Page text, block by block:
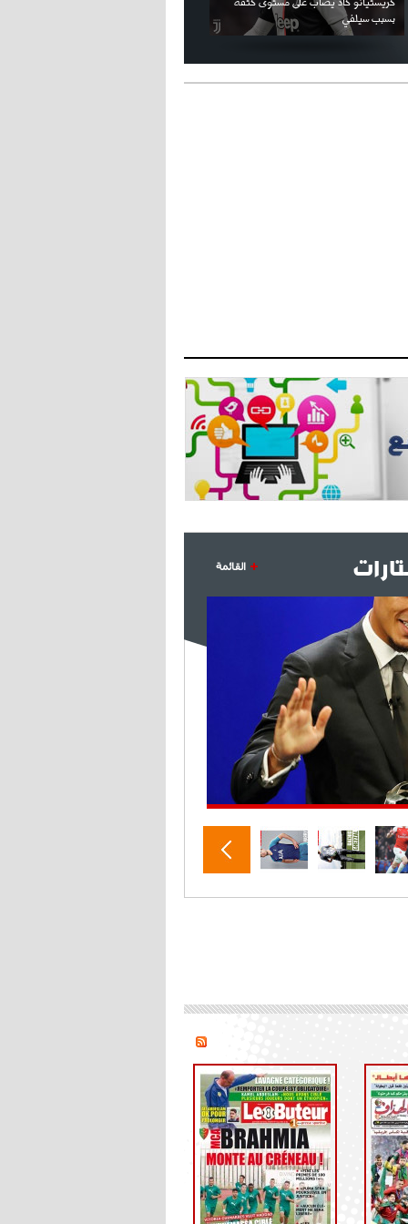
14:42
أوهارا: "محرز، فودن ودي بروين..
العالم FIFA قطر 2022
القائمة